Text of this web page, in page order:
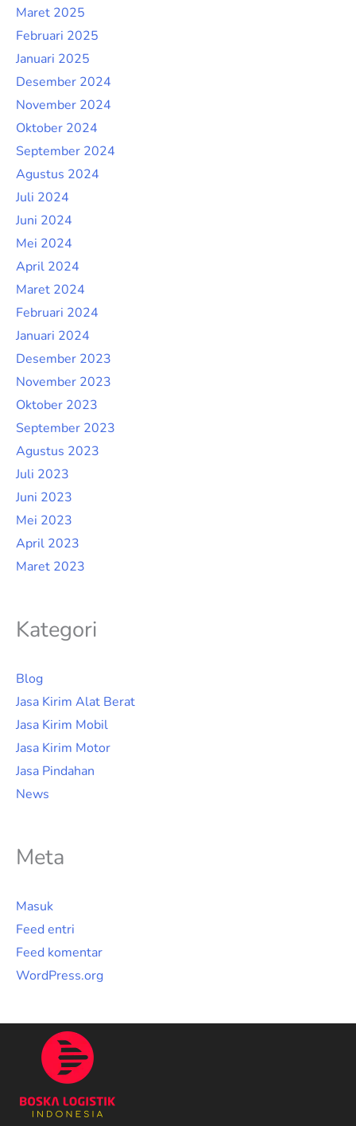
Maret 2025
Februari 2025
Januari 2025
Desember 2024
November 2024
Oktober 2024
September 2024
Agustus 2024
Juli 2024
Juni 2024
Mei 2024
April 2024
Maret 2024
Februari 2024
Januari 2024
Desember 2023
November 2023
Oktober 2023
September 2023
Agustus 2023
Juli 2023
Juni 2023
Mei 2023
April 2023
Maret 2023
Kategori
Blog
Jasa Kirim Alat Berat
Jasa Kirim Mobil
Jasa Kirim Motor
Jasa Pindahan
News
Meta
Masuk
Feed entri
Feed komentar
WordPress.org